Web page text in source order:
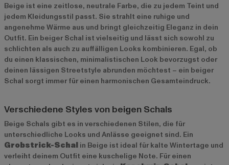
Beige ist eine zeitlose, neutrale Farbe, die zu jedem Teint und
jedem Kleidungsstil passt. Sie strahlt eine ruhige und
angenehme Wärme aus und bringt gleichzeitig Eleganz in dein
Outfit. Ein beiger Schal ist vielseitig und lässt sich sowohl zu
schlichten als auch zu auffälligen Looks kombinieren. Egal, ob
du einen klassischen, minimalistischen Look bevorzugst oder
deinen lässigen Streetstyle abrunden möchtest – ein beiger
Schal sorgt immer für einen harmonischen Gesamteindruck.
Verschiedene Styles von beigen Schals
Beige Schals gibt es in verschiedenen Stilen, die für
unterschiedliche Looks und Anlässe geeignet sind. Ein
Grobstrick-Schal in Beige ist ideal für kalte Wintertage und
verleiht deinem Outfit eine kuschelige Note. Für einen